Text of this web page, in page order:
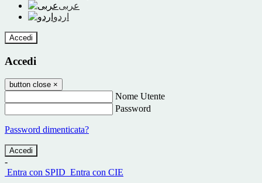
عربى
اردو
Accedi
Accedi
button close ×
Nome Utente
Password
Password dimenticata?
-
Entra con SPID Entra con CIE